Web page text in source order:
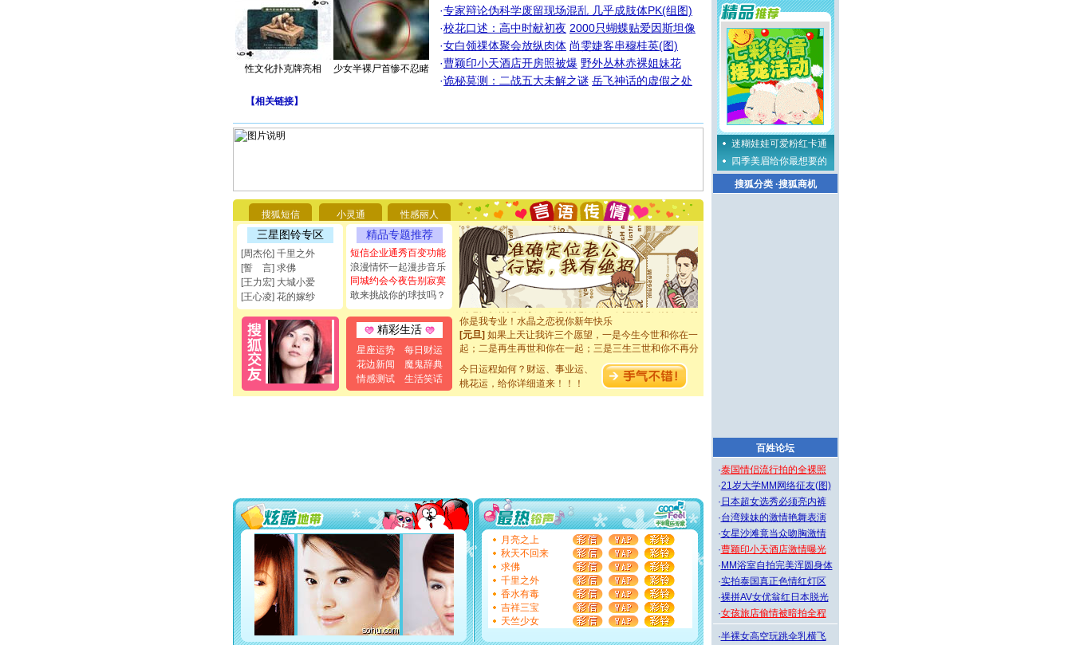
性文化扑克牌亮相 少女半裸尸首惨不忍睹
·专家辩论伪科学废留现场混乱 几乎成肢体PK(组图)
·校花口述：高中时献初夜 2000只蝴蝶贴爱因斯坦像
·女白领祼体聚会放纵肉体 尚雯婕客串穆桂英(图)
·曹颖印小天酒店开房照被爆 野外丛林赤裸姐妹花
·诡秘莫测：二战五大未解之谜 岳飞神话的虚假之处
【相关链接】
搜狐短信 小灵通 性感丽人
三星图铃专区
[周杰伦] 千里之外
[誓 言] 求佛
[王力宏] 大城小爱
[王心凌] 花的嫁纱
精品专题推荐
短信企业通秀百变功能
浪漫情怀一起漫步音乐
同城约会今夜告别寂寞
敢来挑战你的球技吗？
精彩生活
星座运势
每日财运
花边新闻
魔鬼辞典
情感测试
生活笑话
你太多，只有给你五千万：千万快乐！千万要健康！千万
要平安！千万要知足！千万不要忘记我！
[圣诞节]不只这样的日子才会想起你,而是这样的日子才
能正大光明地骚扰你,告诉你,圣诞要快乐!新年要快乐!天天
都要快乐噢!
[圣诞节]奉上一颗祝福的心,在这个特别的日子里,愿幸福,
如意,快乐,鲜花,一切美好的祝愿与你同在.圣诞快乐!
[元旦]看到你我会触电；看不到你我要充电；没有你我会
断电。爱你是我职业，想你是我事业，抱你是我特长，吻
你是我专业！水晶之恋祝你新年快乐
[元旦]如果上天让我许三个愿望，一是今生今世和你在一
起；二是再生再世和你在一起；三是三生三世和你不再分
离。水晶之恋祝你新年快乐
[元旦]当我狠下心扭头离去那一刻，你在我身后无助地哭
泣，这痛楚让我明白我多么爱你。我转身抱住你：这猪不
卖了。水晶之恋祝你新年快乐。
你太多，只有给你五千万：千万快乐！千万要健康！千万
要平安！千万要知足！千万不要忘记我！
[圣诞节]不只这样的日子才会想起你,而是这样的日子才
能正大光明地骚扰你,告诉你,圣诞要快乐!新年要快乐!天天
都要快乐噢!
[圣诞节]奉上一颗祝福的心,在这个特别的日子里,愿幸福,
如意,快乐,鲜花,一切美好的祝愿与你同在.圣诞快乐!
[元旦]
看到你我会触电；看不到你我要充电；没有你我会
断电。爱你是我职业，想你是我事业，抱你是我特长，吻
你是我专业！水晶之恋祝你新年快乐
[元旦]如果上天让我许三个愿望，一是今生今世和你在一
今日运程如何？财运、事业运、
桃花运，给你详细道来！！！
月亮之上
秋天不回来
求佛
千里之外
香水有毒
吉祥三宝
天竺少女
迷糊娃娃可爱粉红卡通
四季美眉给你最想要的
搜狐分类·搜狐商机
百姓论坛
·泰国情侣流行拍的全裸照
·21岁大学MM网络征友(图)
· 日本超女选秀必须亮内裤
·台湾辣妹的激情艳舞表演
·女星沙滩竟当众吻胸激情
·曹颖印小天酒店激情曝光
· MM浴室自拍完美浑圆身体
·实拍泰国真正色情红灯区
·裸拼AV女优翁红日本脱光
·女孩旅店偷情被暗拍全程
·半裸女高空玩跳伞乳横飞